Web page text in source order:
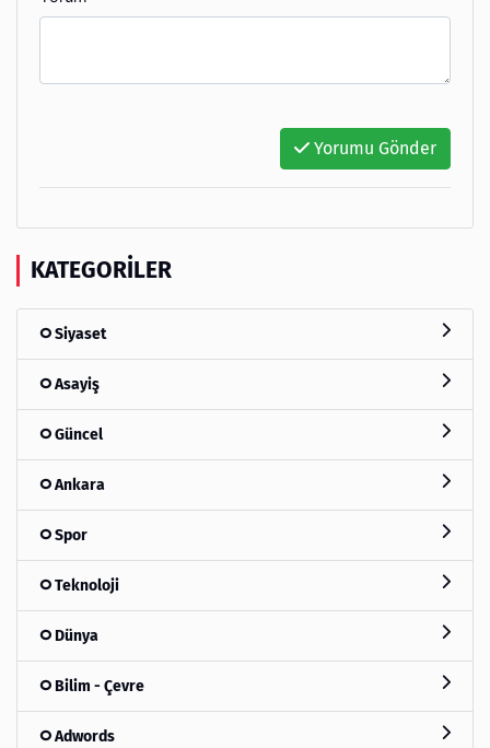
Yorumu Gönder
KATEGORILER
Siyaset
Asayiş
Güncel
Ankara
Spor
Teknoloji
Dünya
Bilim - Çevre
Adwords